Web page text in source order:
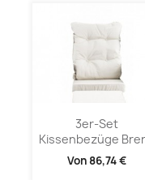
3er-Set
Kissenbezüge
Von 86,74 €